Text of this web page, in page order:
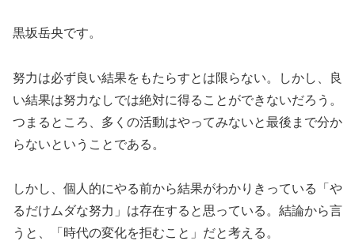
黒坂岳央です。
努力は必ず良い結果をもたらすとは限らない。しかし、良
い結果は努力なしでは絶対に得ることができないだろう。
つまるところ、多くの活動はやってみないと最後まで分か
らないということである。
しかし、個人的にやる前から結果がわかりきっている「や
るだけムダな努力」は存在すると思っている。結論から言
うと、「時代の変化を拒むこと」だと考える。